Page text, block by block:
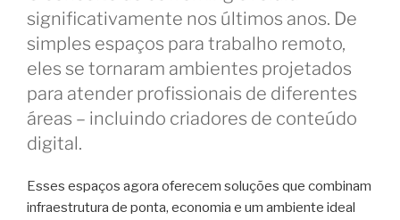
significativamente nos últimos anos. De
simples espaços para trabalho remoto,
eles se tornaram ambientes projetados
para atender profissionais de diferentes
áreas – incluindo criadores de conteúdo
digital.
Esses espaços agora oferecem soluções que combinam
infraestrutura de ponta, economia e um ambiente ideal